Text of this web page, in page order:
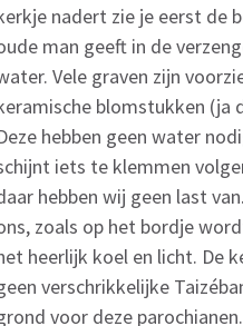
nadert zie je eerst de
man geeft in de
Vele graven zijn
blomstukken (ja
hebben geen water
iets te klemmen
hebben wij geen last
zoals op het bordje
heerlijk koel en licht. De
verschrikkelijke
voor deze